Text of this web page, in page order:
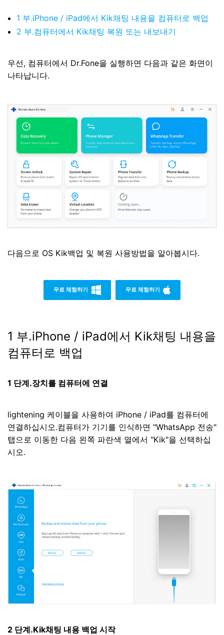
1 부.iPhone / iPad에서 Kik채팅 내용을 컴퓨터로 백업
2 부.컴퓨터에서 Kik채팅 복원 또는 내보내기
우선, 컴퓨터에서 Dr.Fone을 실행하면 다음과 같은 화면이
나타납니다.
다음으로 OS Kik백업 및 복원 사용방법을 알아봅시다.
무료 체험하기 무료 체험하기
1 부.iPhone / iPad에서 Kik채팅 내용을
컴퓨터로 백업
1 단계.장치를 컴퓨터에 연결
lightening 케이블을 사용하여 iPhone / iPad를 컴퓨터에
연결하십시오.컴퓨터가 기기를 인식하면 "WhatsApp 전송"
탭으로 이동한 다음 왼쪽 파란색 열에서 "Kik"을 선택하십
시오.
2 단계.Kik채팅 내용 백업 시작